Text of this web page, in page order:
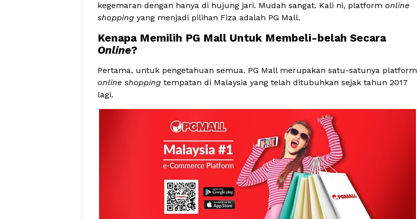
kegemaran dengan hanya di hujung jari. Mudah sangat. Kali ni, platform online
shopping yang menjadi pilihan Fiza adalah PG Mall.
Kenapa Memilih PG Mall Untuk Membeli-belah Secara
Online?
Pertama, untuk pengetahuan semua. PG Mall merupakan satu-satunya platform
online shopping tempatan di Malaysia yang telah ditubuhkan sejak tahun 2017
lagi.